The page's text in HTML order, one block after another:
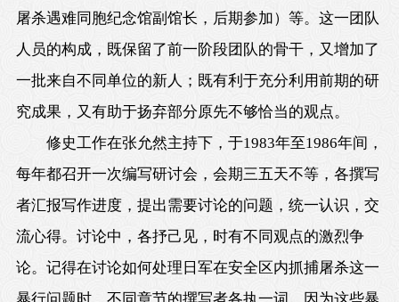
屠杀遇难同胞纪念馆副馆长，后期参加）等。这一团队
人员的构成，既保留了前一阶段团队的骨干，又增加了
一批来自不同单位的新人；既有利于充分利用前期的研
究成果，又有助于扬弃部分原先不够恰当的观点。
修史工作在张允然主持下，于1983年至1986年间，
每年都召开一次编写研讨会，会期三五天不等，各撰写
者汇报写作进度，提出需要讨论的问题，统一认识，交
流心得。讨论中，各抒己见，时有不同观点的激烈争
论。记得在讨论如何处理日军在安全区内抓捕屠杀这一